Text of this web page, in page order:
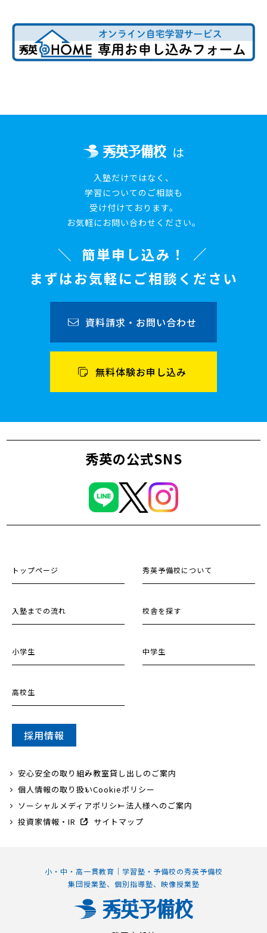
は
入塾だけではなく、
学習についてのご相談も
受け付けております。
お気軽にお問い合わせください。
簡単申し込み！
まずはお気軽にご相談ください
資料請求・お問い合わせ
無料体験お申し込み
秀英の公式SNS
小・中・高一貫教育｜学習塾・予備校の秀英予備校
集団授業塾、個別指導塾、映像授業塾
トップページ 秀英予備校について
入塾までの流れ 校舎を探す
小学生 中学生
高校生
採用情報
安心安全の取り組み教室貸し出しのご案内
個人情報の取り扱いCookieポリシー
ソーシャルメディアポリシー法人様へのご案内
投資家情報・IR
サイトマップ